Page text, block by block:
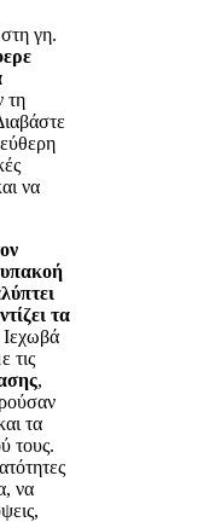
γη.
τη
να
υπακοή
τα
τις
,
τα
τους.
να